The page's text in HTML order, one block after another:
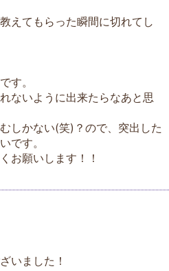
えてもらった瞬間に切れてし
す。
ないように出来たらなあと思
しかない(笑)？ので、突出した
です。
お願いします！！
いました！